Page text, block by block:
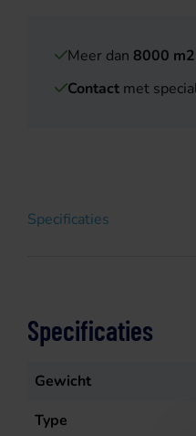
Meer dan 8000
Contact met
Specificaties
Specificaties
Gewicht
Type